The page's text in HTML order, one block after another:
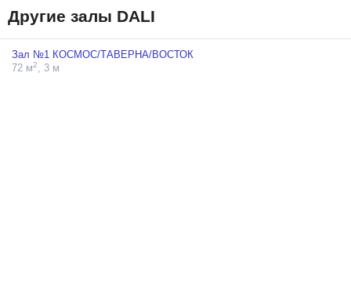
Другие залы DALI
Зал №1 КОСМОС/ТАВЕРНА/ВОСТОК
72 м2, 3 м